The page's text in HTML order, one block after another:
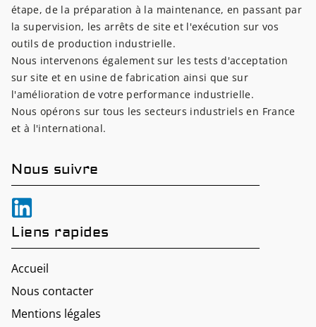
étape, de la préparation à la maintenance, en passant par
la supervision, les arrêts de site et l'exécution sur vos
outils de production industrielle.
Nous intervenons également sur les tests d'acceptation
sur site et en usine de fabrication ainsi que sur
l'amélioration de votre performance industrielle.
Nous opérons sur tous les secteurs industriels en France
et à l'international.
Nous suivre
Liens rapides
Accueil
Nous contacter
Mentions légales